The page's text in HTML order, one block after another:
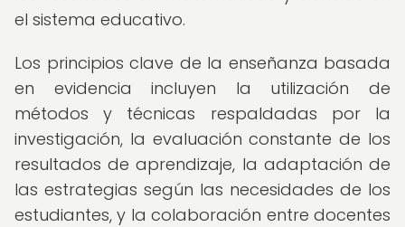
el sistema educativo.
Los principios clave de la enseñanza basada
en evidencia incluyen la utilización de
métodos y técnicas respaldadas por la
investigación, la evaluación constante de los
resultados de aprendizaje, la adaptación de
las estrategias según las necesidades de los
estudiantes, y la colaboración entre docentes